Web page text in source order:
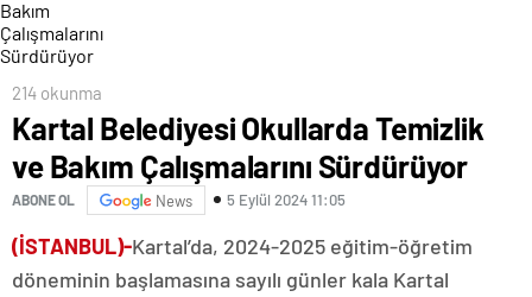
214 okunma
Kartal Belediyesi Okullarda Temizlik
ve Bakım Çalışmalarını Sürdürüyor
ABONE OL News 5 Eylül 2024 11:05
(İSTANBUL)-Kartal’da, 2024-2025 eğitim-öğretim
döneminin başlamasına sayılı günler kala Kartal